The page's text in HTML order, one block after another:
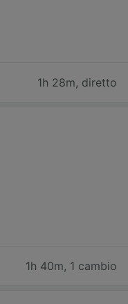
1h 28m, diretto
1h 40m, 1 cambio